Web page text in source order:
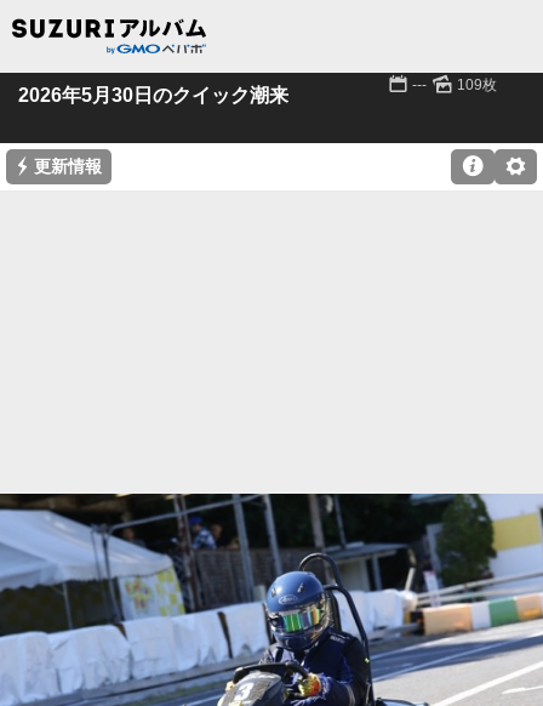
2026年5月30日のクイック潮来 📅 --- 🌄 109枚
⚡ 更新情報 ⚙
